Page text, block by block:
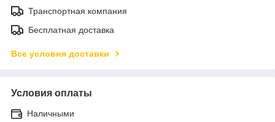
Транспортная компания
Бесплатная доставка
Все условия доставки
Условия оплаты
Наличными